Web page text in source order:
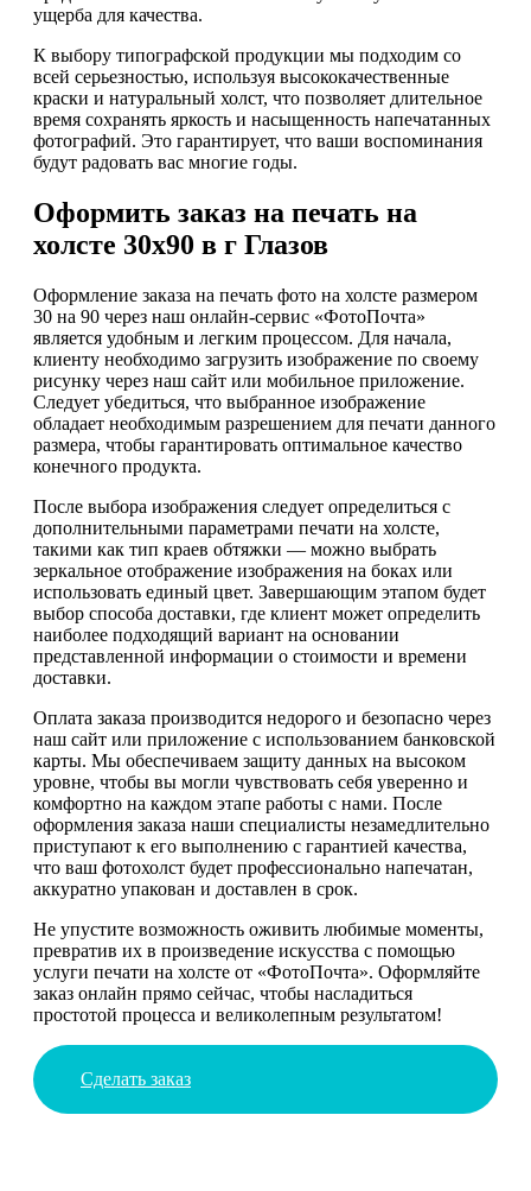
ущерба для качества.
К выбору типографской продукции мы подходим со
всей серьезностью, используя высококачественные
краски и натуральный холст, что позволяет длительное
время сохранять яркость и насыщенность напечатанных
фотографий. Это гарантирует, что ваши воспоминания
будут радовать вас многие годы.
Оформить заказ на печать на
холсте 30х90 в г Глазов
Оформление заказа на печать фото на холсте размером
30 на 90 через наш онлайн-сервис «ФотоПочта»
является удобным и легким процессом. Для начала,
клиенту необходимо загрузить изображение по своему
рисунку через наш сайт или мобильное приложение.
Следует убедиться, что выбранное изображение
обладает необходимым разрешением для печати данного
размера, чтобы гарантировать оптимальное качество
конечного продукта.
После выбора изображения следует определиться с
дополнительными параметрами печати на холсте,
такими как тип краев обтяжки — можно выбрать
зеркальное отображение изображения на боках или
использовать единый цвет. Завершающим этапом будет
выбор способа доставки, где клиент может определить
наиболее подходящий вариант на основании
представленной информации о стоимости и времени
доставки.
Оплата заказа производится недорого и безопасно через
наш сайт или приложение с использованием банковской
карты. Мы обеспечиваем защиту данных на высоком
уровне, чтобы вы могли чувствовать себя уверенно и
комфортно на каждом этапе работы с нами. После
оформления заказа наши специалисты незамедлительно
приступают к его выполнению с гарантией качества,
что ваш фотохолст будет профессионально напечатан,
аккуратно упакован и доставлен в срок.
Не упустите возможность оживить любимые моменты,
превратив их в произведение искусства с помощью
услуги печати на холсте от «ФотоПочта». Оформляйте
заказ онлайн прямо сейчас, чтобы насладиться
простотой процесса и великолепным результатом!
Сделать заказ